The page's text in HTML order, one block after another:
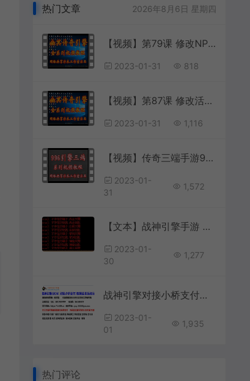
热门文章 2026年8月6日 星期四
【视频】第79课 修改NPC头上的标识标牌；(让NPC作用一目了然)
2023-01-31 818
【视频】第87课 修改活跃度；(每日活动活跃度上限)
2023-01-31 1,116
【视频】传奇三端手游996引擎TXT脚本语法和变量 第16讲 自定义的N和S变量
2023-01-
31
1,572
【文本】战神引擎手游 关于战神引擎启动M2 报抽取概率失败 不存在天赐 钥匙等修复方法
2023-01-
30
1,277
战神引擎对接小桥支付平台mysql数据库直连教程+视频教程
2023-01-
01
1,935
热门评论